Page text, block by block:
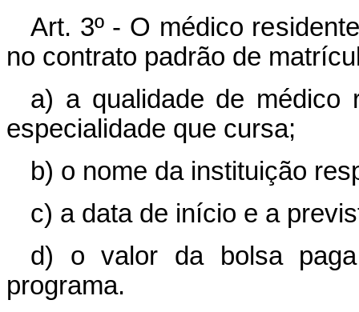
Art. 3º - O médico
no contrato padrão de
a) a qualidade de médico
especialidade que cursa;
b) o nome da instituição
c) a data de início e a
d) o valor da bolsa
programa.